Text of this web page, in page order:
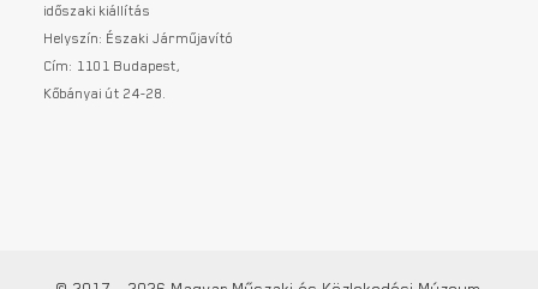
időszaki kiállítás
Helyszín: Északi Járműjavító
Cím: 1101 Budapest,
Kőbányai út 24-28.